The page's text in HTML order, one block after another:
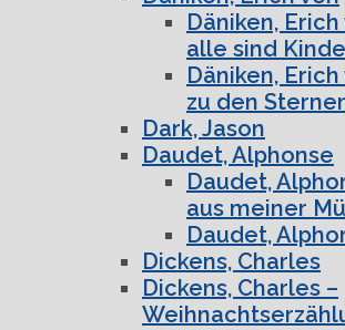
Däniken,
alle sind
Däniken,
zu den
Dark, Jason
Daudet, Alphonse
Daudet,
aus meiner
Daudet,
Dickens, Charles
Dickens, Charles –